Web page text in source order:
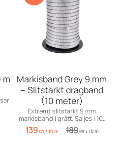
m
Markisband Grey 9 mm
– Slitstarkt dragband
(10 meter)
Extremt slitstarkt 9 mm
markisband i grått. Säljes i 10-
metersbitar och levereras i hel
längd!
139KR /10 m 189KR /10 m